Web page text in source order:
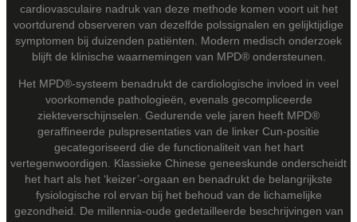
cardiovasculaire nadruk van deze methode komen voort uit het
voortdurend observeren van dezelfde polssignalen en gelijktijdige
symptomen bij duizenden patiënten. Modern medisch onderzoek
blijft de klinische waarnemingen van MPD® ondersteunen.
Het MPD®-systeem benadrukt de cardiologische invloed in veel
voorkomende pathologieën, evenals gecompliceerde
ziekteverschijnselen. Gedurende vele jaren heeft MPD®
geraffineerde pulspresentaties van de linker Cun-positie
gecategoriseerd die de functionaliteit van het hart
vertegenwoordigen. Klassieke Chinese geneeskunde onderscheidt
het hart als het ‘keizer’-orgaan en benadrukt de belangrijkste
fysiologische rol ervan bij het behoud van de lichamelijke
gezondheid. De millennia-oude gedetailleerde beschrijvingen van